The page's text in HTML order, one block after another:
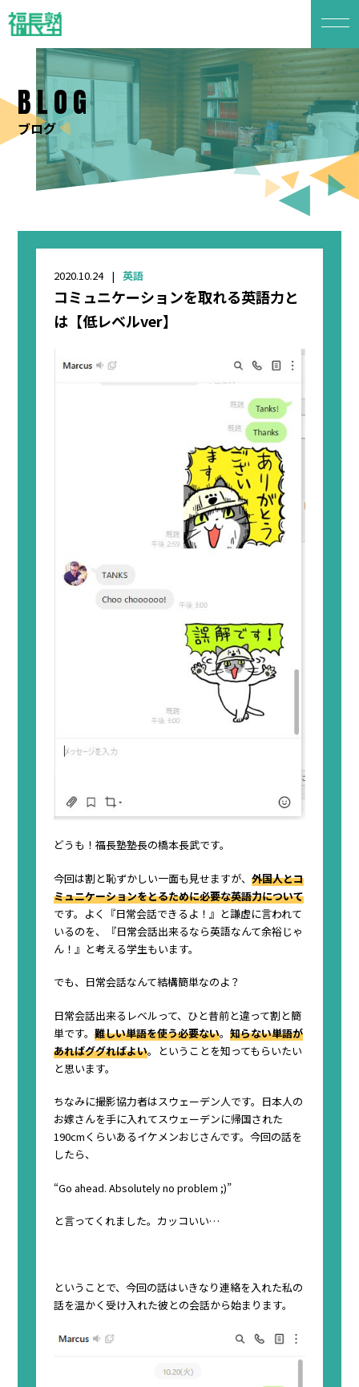
BLOG
ブログ
2020.10.24 英語
コミュニケーションを取れる英語力と
は【低レベルver】
どうも！福長塾塾長の橋本長武です。
今回は割と恥ずかしい一面も見せますが、外国人とコ
ミュニケーションをとるために必要な英語力について
です。よく『日常会話できるよ！』と謙虚に言われて
いるのを、『日常会話出来るなら英語なんて余裕じゃ
ん！』と考える学生もいます。
でも、日常会話なんて結構簡単なのよ？
日常会話出来るレベルって、ひと昔前と違って割と簡
単です。難しい単語を使う必要ない。知らない単語が
あればググればよい。ということを知ってもらいたい
と思います。
ちなみに撮影協力者はスウェーデン人です。日本人の
お嫁さんを手に入れてスウェーデンに帰国された
190cmくらいあるイケメンおじさんです。今回の話を
したら、
“Go ahead. Absolutely no problem ;)”
と言ってくれました。カッコいい…
ということで、今回の話はいきなり連絡を入れた私の
話を温かく受け入れた彼との会話から始まります。